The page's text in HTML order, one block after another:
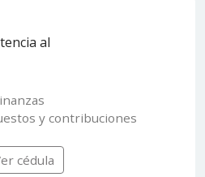
al
y contribuciones
cédula